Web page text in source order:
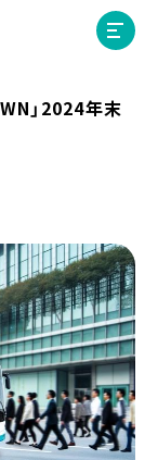
」2024年末